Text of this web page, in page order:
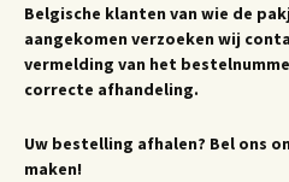
Belgische klanten van wie de
aangekomen verzoeken wij
vermelding van het
correcte afhandeling.
Uw bestelling afhalen? Bel ons
maken!